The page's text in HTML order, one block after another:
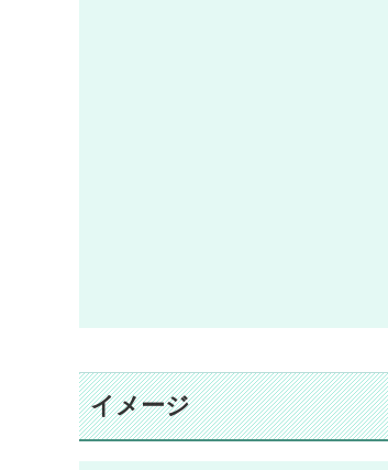
イメージ